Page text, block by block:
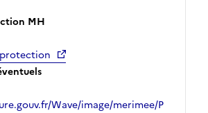
MH
Wave/image/merimee/P